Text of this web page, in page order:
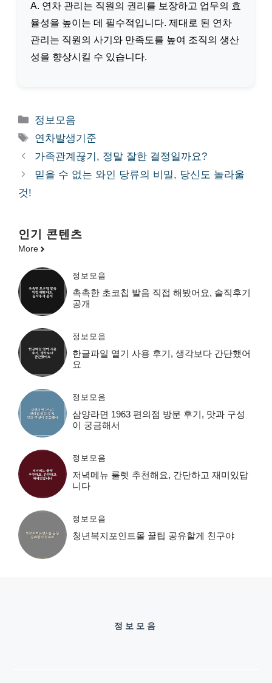
A. 연차 관리는 직원의 권리를 보장하고 업무의 효
율성을 높이는 데 필수적입니다. 제대로 된 연차
관리는 직원의 사기와 만족도를 높여 조직의 생산
성을 향상시킬 수 있습니다.
카
테
리
정보모음
태
그
연차발생기준
가족관계끊기, 정말 잘한 결정일까요?
믿을 수 없는 와인 당류의 비밀, 당신도 놀라울
것!
인기 콘텐츠
More
정보모음
촉촉한 초코칩 발음 직접 해봤어요, 솔직후기
공개
정보모음
한글파일 열기 사용 후기, 생각보다 간단했어
요
정보모음
삼양라면 1963 편의점 방문 후기, 맛과 구성
이 궁금해서
정보모음
저녁메뉴 룰렛 추천해요, 간단하고 재미있답
니다
정보모음
청년복지포인트몰 꿀팁 공유할게 친구야
정보모음